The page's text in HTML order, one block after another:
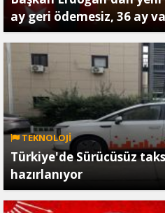
ay geri ödemesiz, 36 ay
TEKNOLOJİ
Türkiye'de Sürücüsüz
hazırlanıyor